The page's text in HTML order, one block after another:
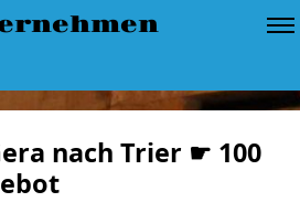
nach Trier ☛ 100